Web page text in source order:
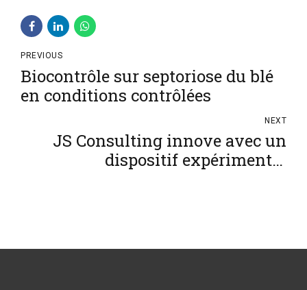
PREVIOUS
Biocontrôle sur septoriose du blé
en conditions contrôlées
NEXT
JS Consulting innove avec un
dispositif expérimental